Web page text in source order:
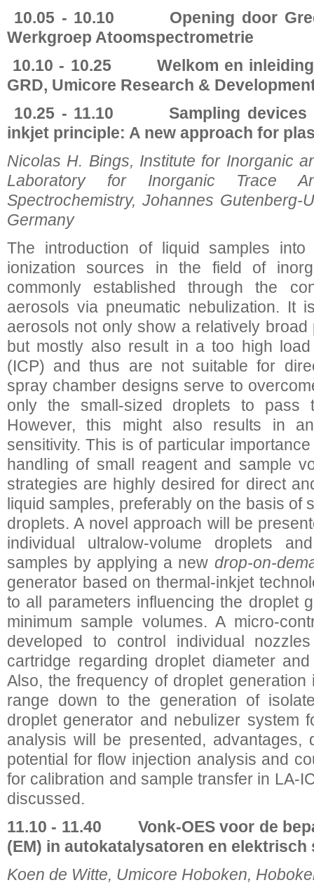
10.05 - 10.10 Opening door
Werkgroep Atoomspectrometrie
10.10 - 10.25 Welkom en inleiding
GRD, Umicore Research &
10.25 - 11.10 Sampling
inkjet principle: A new approach for
Nicolas H. Bings, Institute for Inorganic
Laboratory for Inorganic Trace
Spectrochemistry, Johannes Gutenberg-
Germany
The introduction of liquid samples into
ionization sources in the field of
commonly established through the
aerosols via pneumatic nebulization. It
aerosols not only show a relatively
but mostly also result in a too high
(ICP) and thus are not suitable for
spray chamber designs serve to
only the small-sized droplets to pass
However, this might also results in
sensitivity. This is of particular
handling of small reagent and sample
strategies are highly desired for direct
liquid samples, preferably on the basis of
droplets. A novel approach will be
individual ultralow-volume droplets
samples by applying a new drop-on-
generator based on thermal-inkjet
to all parameters influencing the droplet
minimum sample volumes. A micro-
developed to control individual
cartridge regarding droplet diameter
Also, the frequency of droplet
range down to the generation of
droplet generator and nebulizer system
analysis will be presented, advantages,
potential for flow injection analysis and
for calibration and sample transfer in LA-
discussed.
11.10 - 11.40 Vonk-OES voor de
(EM) in autokatalysatoren en elektrisch
Koen de Witte, Umicore Hoboken,